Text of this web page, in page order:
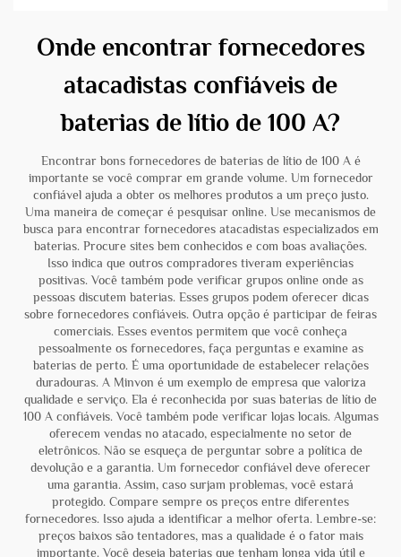
Onde encontrar fornecedores
atacadistas confiáveis de
baterias de lítio de 100 A?
Encontrar bons fornecedores de baterias de lítio de 100 A é
importante se você comprar em grande volume. Um fornecedor
confiável ajuda a obter os melhores produtos a um preço justo.
Uma maneira de começar é pesquisar online. Use mecanismos de
busca para encontrar fornecedores atacadistas especializados em
baterias. Procure sites bem conhecidos e com boas avaliações.
Isso indica que outros compradores tiveram experiências
positivas. Você também pode verificar grupos online onde as
pessoas discutem baterias. Esses grupos podem oferecer dicas
sobre fornecedores confiáveis. Outra opção é participar de feiras
comerciais. Esses eventos permitem que você conheça
pessoalmente os fornecedores, faça perguntas e examine as
baterias de perto. É uma oportunidade de estabelecer relações
duradouras. A Minvon é um exemplo de empresa que valoriza
qualidade e serviço. Ela é reconhecida por suas baterias de lítio de
100 A confiáveis. Você também pode verificar lojas locais. Algumas
oferecem vendas no atacado, especialmente no setor de
eletrônicos. Não se esqueça de perguntar sobre a política de
devolução e a garantia. Um fornecedor confiável deve oferecer
uma garantia. Assim, caso surjam problemas, você estará
protegido. Compare sempre os preços entre diferentes
fornecedores. Isso ajuda a identificar a melhor oferta. Lembre-se:
preços baixos são tentadores, mas a qualidade é o fator mais
importante. Você deseja baterias que tenham longa vida útil e